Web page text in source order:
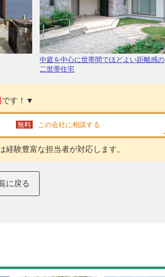
中庭を中心に世帯間でほどよい距離感の
二世帯住宅
です！▼
この会社に相談する
験豊富な担当者が対応します。
に戻る